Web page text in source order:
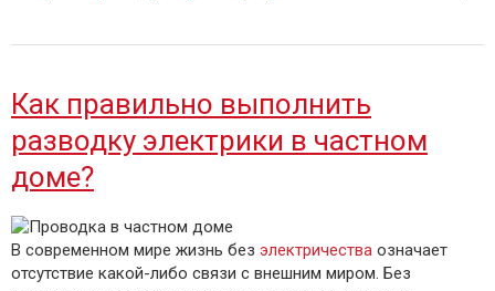
Как правильно выполнить
разводку электрики в частном
доме?
В современном мире жизнь без электричества означает
отсутствие какой-либо связи с внешним миром. Без